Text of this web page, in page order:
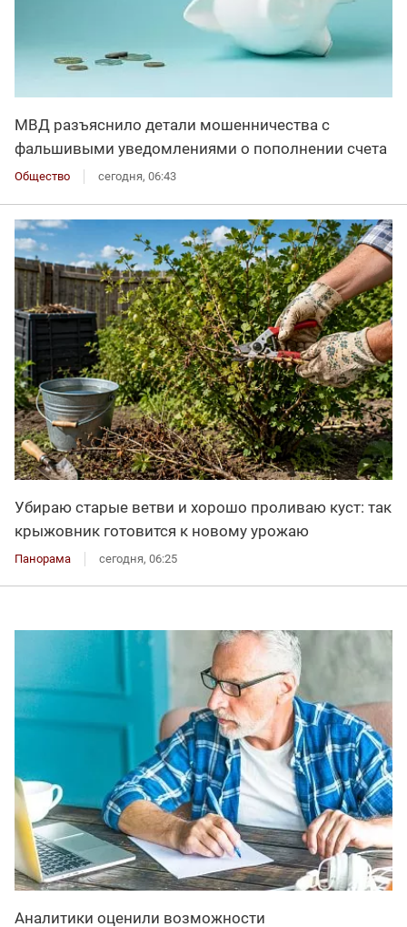
МВД разъяснило детали мошенничества с
фальшивыми уведомлениями о пополнении счета
Общество сегодня, 06:43
Убираю старые ветви и хорошо проливаю куст: так
крыжовник готовится к новому урожаю
Панорама сегодня, 06:25
Аналитики оценили возможности